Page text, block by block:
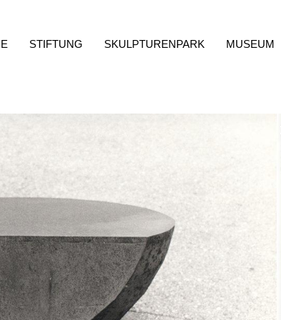
STIFTUNG SKULPTURENPARK MUSEUM